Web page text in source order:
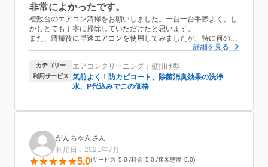
非常によかったです。
複数台のエアコン清掃をお願いしました。一台一台手際よく、し
かしとても丁寧に掃除していただけたと思います。
また、清掃後に早速エアコンを使用してみましたが、特に何の問
題もなく起動しました。機械的なトラブルもございません。
ざいました。
詳細を見る
カテゴリー エアコンクリーニング：壁掛け型
利用サービス
気前よく！防カビコート、除菌消臭効果の洗浄
水、P代込みでこの価格
がんちゃんさん
利用日：2021年7月
5.0 サービス 5.0 料金 5.0 接客態度 5.0